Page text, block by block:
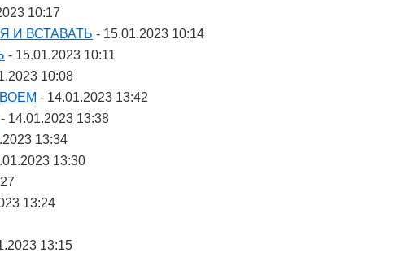
10:17
И ВСТАВАТЬ - 15.01.2023 10:14
- 15.01.2023 10:11
10:08
- 14.01.2023 13:42
- 14.01.2023 13:38
13:34
13:30
13:24
13:15